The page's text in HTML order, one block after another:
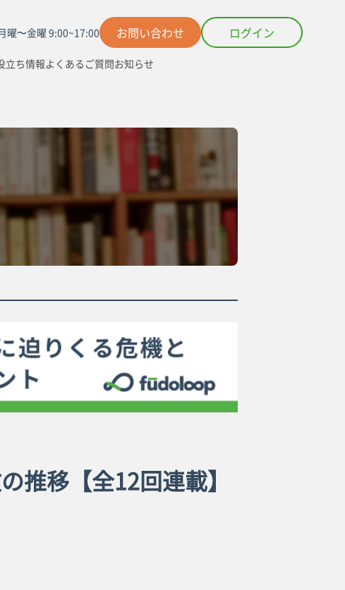
曜〜金曜 9:00~17:00 お問い合わせ ログイン
立ち情報よくあるご質問お知らせ
推移【全12回連載】